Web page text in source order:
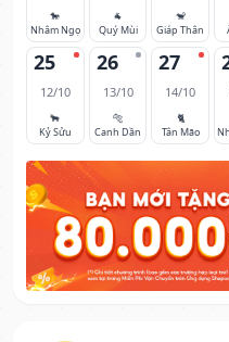
🐎
Nhâm Ngọ
🐐
Quý Mùi
🐒
Giáp Thân
25
12/10
🐂
Kỷ Sửu
26
13/10
🐅
Canh Dần
27
14/10
🐈
Tân Mão